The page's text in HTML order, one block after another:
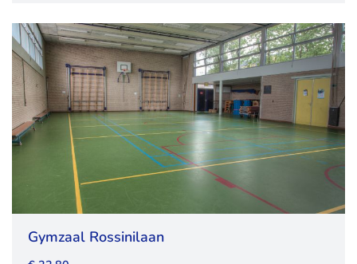
Gymzaal Rossinilaan